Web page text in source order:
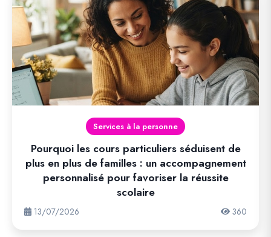
Services à la personne
Pourquoi les cours particuliers séduisent de
plus en plus de familles : un accompagnement
personnalisé pour favoriser la réussite
scolaire
13/07/2026 360